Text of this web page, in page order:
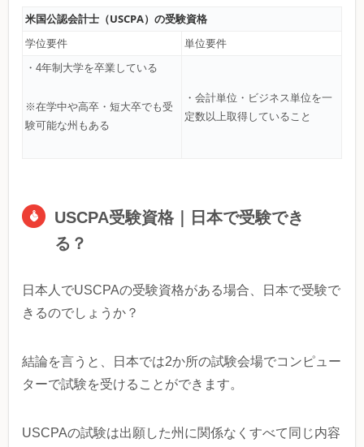
米国公認会計士（USCPA）の受験資格
学位要件
単位要件
・4年制大学を卒業している
※在学中や高卒・短大卒でも受
験可能な州もある
・会計単位・ビジネス単位を一
定数以上取得していること
USCPA受験資格｜日本で受験でき
る？
日本人でUSCPAの受験資格がある場合、日本で受験で
きるのでしょうか？
結論を言うと、日本では2か所の試験会場でコンピュー
ターで試験を受けることができます。
USCPAの試験は出願した州に関係なくすべて同じ内容